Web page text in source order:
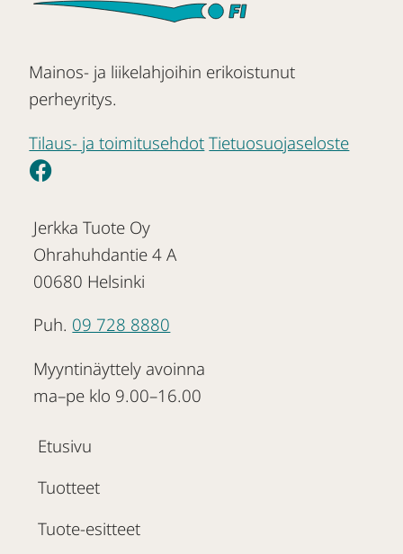
Mainos- ja liikelahjoihin erikoistunut
perheyritys.
Tilaus- ja toimitusehdot Tietuosuojaseloste
Jerkka Tuote Oy
Ohrahuhdantie 4 A
00680 Helsinki
Puh. 09 728 8880
Myyntinäyttely avoinna
ma–pe klo 9.00–16.00
Etusivu
Tuotteet
Tuote-esitteet